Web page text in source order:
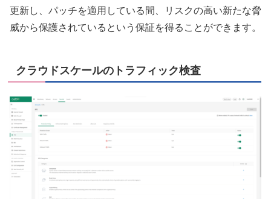
更新し、パッチを適用している間、リスクの高い新たな脅
威から保護されているという保証を得ることができます。
クラウドスケールのトラフィック検査